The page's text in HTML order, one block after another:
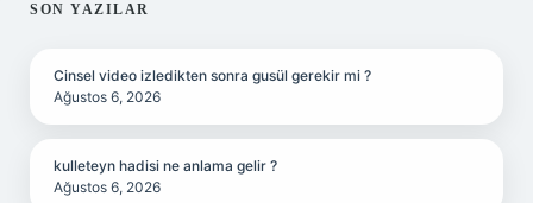
SIDEBAR
SON YAZILAR
Cinsel video izledikten sonra gusül gerekir mi ?
Ağustos 6, 2026
kulleteyn hadisi ne anlama gelir ?
Ağustos 6, 2026